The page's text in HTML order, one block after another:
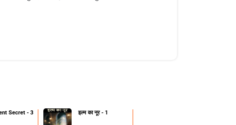
Secret - 3 इल्म का नूर - 1